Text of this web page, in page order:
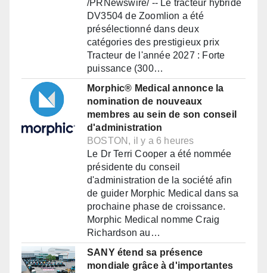
/PRNewswire/ -- Le tracteur hybride
DV3504 de Zoomlion a été
présélectionné dans deux
catégories des prestigieux prix
Tracteur de l'année 2027 : Forte
puissance (300…
Morphic® Medical annonce la
nomination de nouveaux
membres au sein de son conseil
d'administration
BOSTON, il y a 6 heures
Le Dr Terri Cooper a été nommée
présidente du conseil
d'administration de la société afin
de guider Morphic Medical dans sa
prochaine phase de croissance.
Morphic Medical nomme Craig
Richardson au…
SANY étend sa présence
mondiale grâce à d'importantes